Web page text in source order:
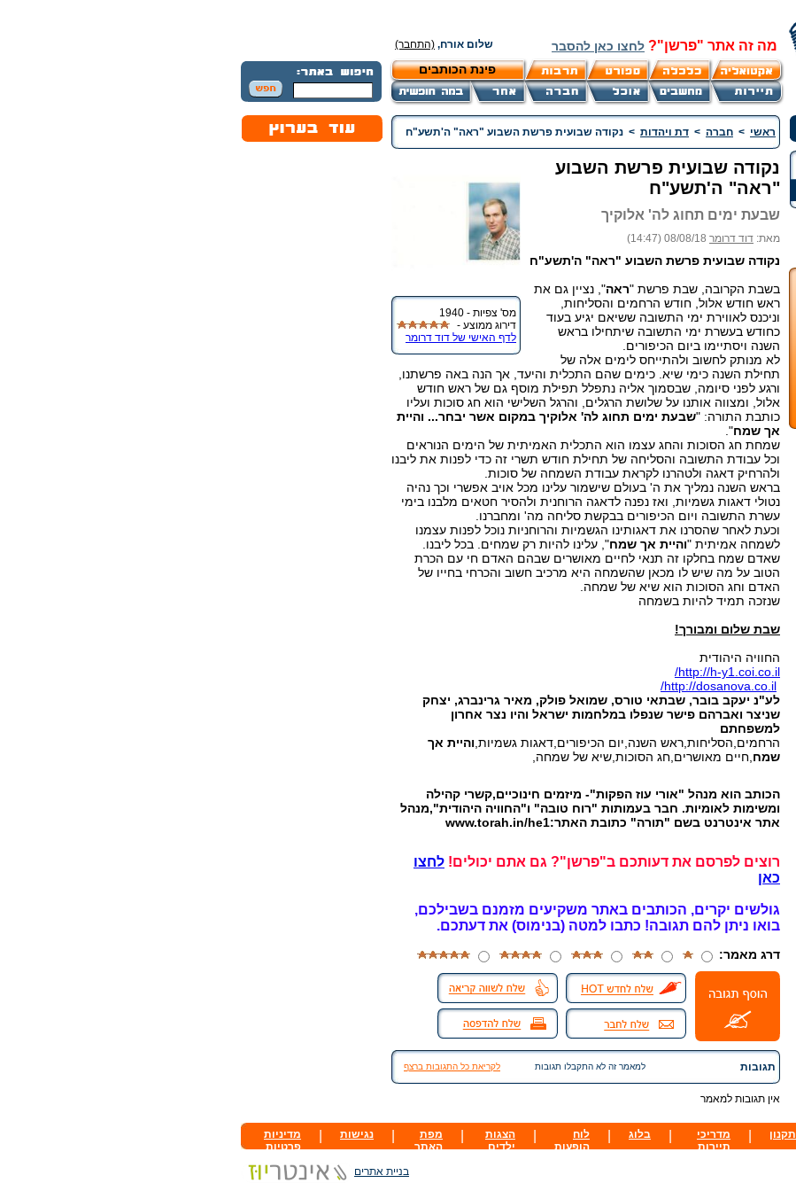
מה זה אתר "פרשן"? לחצו כאן להסבר שלום אורח, (התחבר)
פינת הכותבים
ראשי > חברה > דת ויהדות > נקודה שבועית פרשת השבוע "ראה" ה'תשע"ח
מס' צפיות - 1940
דירוג ממוצע -
לדף האישי של דוד דרומר
נקודה שבועית פרשת השבוע
"ראה" ה'תשע"ח
שבעת ימים תחוג לה' אלוקיך
מאת: דוד דרומר 08/08/18 (14:47)
נקודה שבועית פרשת השבוע "ראה" ה'תשע"ח
בשבת הקרובה, שבת פרשת "ראה", נציין גם את
ראש חודש אלול, חודש הרחמים והסליחות,
וניכנס לאווירת ימי התשובה ששיאם יגיע בעוד
כחודש בעשרת ימי התשובה שיתחילו בראש
השנה ויסתיימו ביום הכיפורים.
לא מנותק לחשוב ולהתייחס לימים אלה של
תחילת השנה כימי שיא. כימים שהם התכלית והיעד, אך הנה באה פרשתנו,
ורגע לפני סיומה, שבסמוך אליה נתפלל תפילת מוסף גם של ראש חודש
אלול, ומצווה אותנו על שלושת הרגלים, והרגל השלישי הוא חג סוכות ועליו
כותבת התורה: "שבעת ימים תחוג לה' אלוקיך במקום אשר יבחר... והיית
אך שמח".
שמחת חג הסוכות והחג עצמו הוא התכלית האמיתית של הימים הנוראים
וכל עבודת התשובה והסליחה של תחילת חודש תשרי זה כדי לפנות את ליבנו
ולהרחיק דאגה ולטהרנו לקראת עבודת השמחה של סוכות.
בראש השנה נמליך את ה' בעולם שישמור עלינו מכל אויב אפשרי וכך נהיה
נטולי דאגות גשמיות, ואז נפנה לדאגה הרוחנית ולהסיר חטאים מלבנו בימי
עשרת התשובה ויום הכיפורים בבקשת סליחה מה' ומחברנו.
וכעת לאחר שהסרנו את דאגותינו הגשמיות והרוחניות נוכל לפנות עצמנו
לשמחה אמיתית "והיית אך שמח", עלינו להיות רק שמחים. בכל ליבנו.
שאדם שמח בחלקו זה תנאי לחיים מאושרים שבהם האדם חי עם הכרת
הטוב על מה שיש לו מכאן שהשמחה היא מרכיב חשוב והכרחי בחייו של
האדם וחג הסוכות הוא שיא של שמחה.
שנזכה תמיד להיות בשמחה
שבת שלום ומבורך!
החוויה היהודית
http://h-y1.coi.co.il/
http://dosanova.co.il/
לע"נ יעקב בובר, שבתאי טורס, שמואל פולק, מאיר גרינברג, יצחק
שניצר ואברהם פישר שנפלו במלחמות ישראל והיו נצר אחרון
למשפחתם
הרחמים,הסליחות,ראש השנה,יום הכיפורים,דאגות גשמיות, והיית אך
שמח ,חיים מאושרים,חג הסוכות,שיא של שמחה,
הכותב הוא מנהל "אורי עוז הפקות"- מיזמים חינוכיים,קשרי קהילה
ומשימות לאומיות. חבר בעמותות "רוח טובה" ו"החוויה היהודית",מנהל
אתר אינטרנט בשם "תורה" כתובת האתר:www.torah.in/he1
רוצים לפרסם את דעותכם ב"פרשן"? גם אתם יכולים! לחצו
כאן
גולשים יקרים, הכותבים באתר משקיעים מזמנם בשבילכם,
בואו ניתן להם תגובה! כתבו למטה (בנימוס) את דעתכם.
דרג מאמר:
תגובות למאמר זה לא התקבלו תגובות לקריאת כל התגובות ברצף
אין תגובות למאמר
תקנון
מדריכי
תיירות
בלוג
לוח
הופעות
הצגות
ילדים
מפת
האתר
נגישות
מדיניות
פרטיות
בניית אתרים